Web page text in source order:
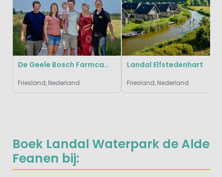
Boek Landal Waterpark de Alde
Feanen bij:
De Geele Bosch Farmcamps
Friesland, Nederland
Landal Elfstedenhart
Friesland, Nederland